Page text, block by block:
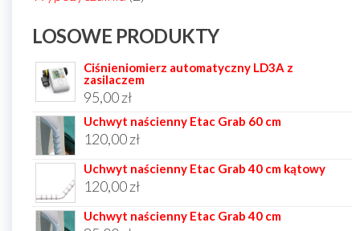
LOSOWE PRODUKTY
Ciśnieniomierz automatyczny LD3A z
zasilaczem
95,00zł
Uchwyt naścienny Etac Grab 60 cm
120,00zł
Uchwyt naścienny Etac Grab 40 cm kątowy
120,00zł
Uchwyt naścienny Etac Grab 40 cm